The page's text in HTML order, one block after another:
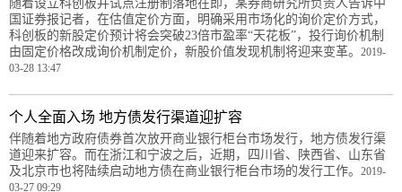
随着设立科创板并试点注册制落地在即，某券商研究所负责人告诉中
国证券报记者，在估值定价方面，明确采用市场化的询价定价方式，
科创板的新股定价预计将会突破23倍市盈率“天花板”，投行询价机制
由固定价格改成询价机制定价，新股价值发现机制将迎来变革。 2019-
03-28 13:47
个人全面入场 地方债发行渠道迎扩容
伴随着地方政府债券首次放开商业银行柜台市场发行，地方债发行渠
道迎来扩容。而在浙江和宁波之后，近期，四川省、陕西省、山东省
及北京市也将陆续启动地方债在商业银行柜台市场的发行工作。 2019-
03-27 09:29